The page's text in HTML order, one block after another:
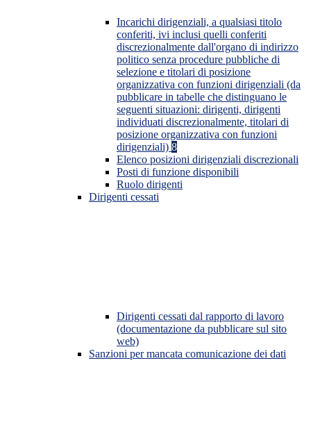
Incarichi dirigenziali, a qualsiasi titolo
conferiti, ivi inclusi quelli conferiti
discrezionalmente dall'organo di indirizzo
politico senza procedure pubbliche di
selezione e titolari di posizione
organizzativa con funzioni dirigenziali (da
pubblicare in tabelle che distinguano le
seguenti situazioni: dirigenti, dirigenti
individuati discrezionalmente, titolari di
posizione organizzativa con funzioni
dirigenziali) 8
Elenco posizioni dirigenziali discrezionali
Posti di funzione disponibili
Ruolo dirigenti
Dirigenti cessati
Dirigenti cessati dal rapporto di lavoro
(documentazione da pubblicare sul sito
web)
Sanzioni per mancata comunicazione dei dati